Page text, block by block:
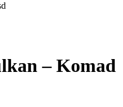
– Komad